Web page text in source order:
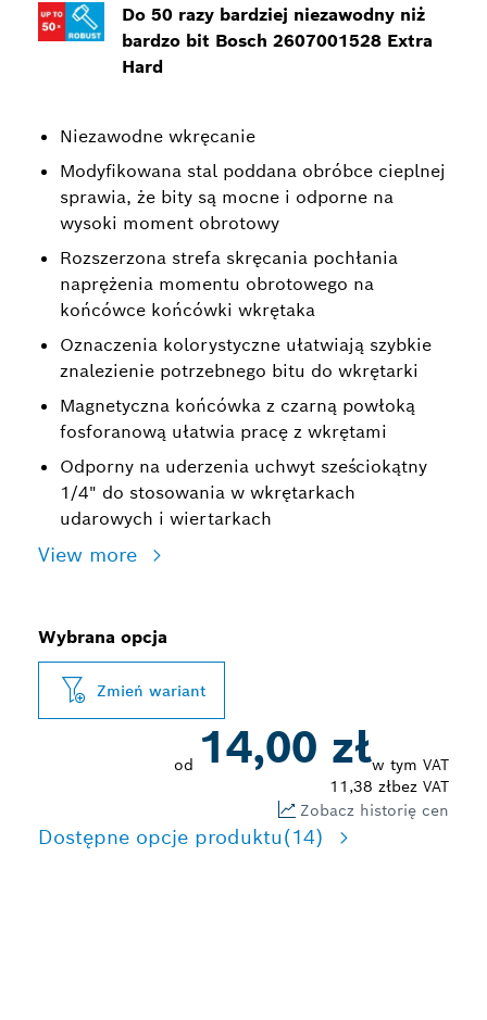
Do 50 razy bardziej niezawodny niż
bardzo bit Bosch 2607001528 Extra
Hard
Niezawodne wkręcanie
Modyfikowana stal poddana obróbce cieplnej
sprawia, że bity są mocne i odporne na
wysoki moment obrotowy
Rozszerzona strefa skręcania pochłania
naprężenia momentu obrotowego na
końcówce końcówki wkrętaka
Oznaczenia kolorystyczne ułatwiają szybkie
znalezienie potrzebnego bitu do wkrętarki
Magnetyczna końcówka z czarną powłoką
fosforanową ułatwia pracę z wkrętami
Odporny na uderzenia uchwyt sześciokątny
1/4" do stosowania w wkrętarkach
udarowych i wiertarkach
View more
Wybrana opcja
Zmień wariant
od 14,00 złw tym VAT
11,38 złbez VAT
Zobacz historię cen
Dostępne opcje produktu(14)